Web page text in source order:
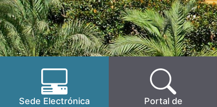
Sede Electrónica
Portal de